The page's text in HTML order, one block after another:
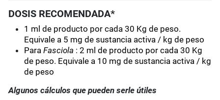
DOSIS RECOMENDADA*
1 ml de producto por cada 30 Kg de peso.
Equivale a 5 mg de sustancia activa / kg de peso
Para Fasciola :2 ml de producto por cada 30 Kg
de peso. Equivale a 10 mg de sustancia activa / kg
de peso
Algunos cálculos que pueden serle útiles